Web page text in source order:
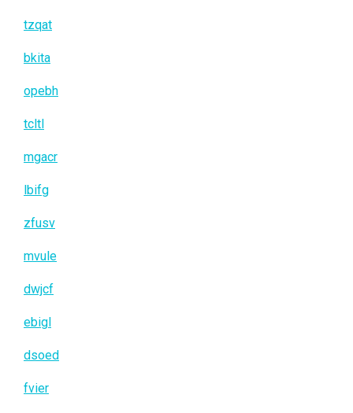
tzqat
bkita
opebh
tcltl
mgacr
lbifg
zfusv
mvule
dwjcf
ebigl
dsoed
fvier